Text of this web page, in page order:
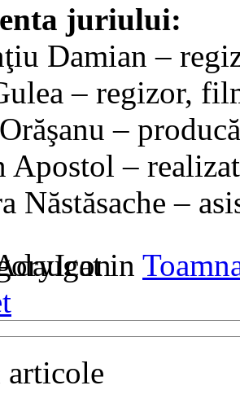
juriului:
Damian –
– regizor,
–
Apostol –
Năstăsache –
in
articole